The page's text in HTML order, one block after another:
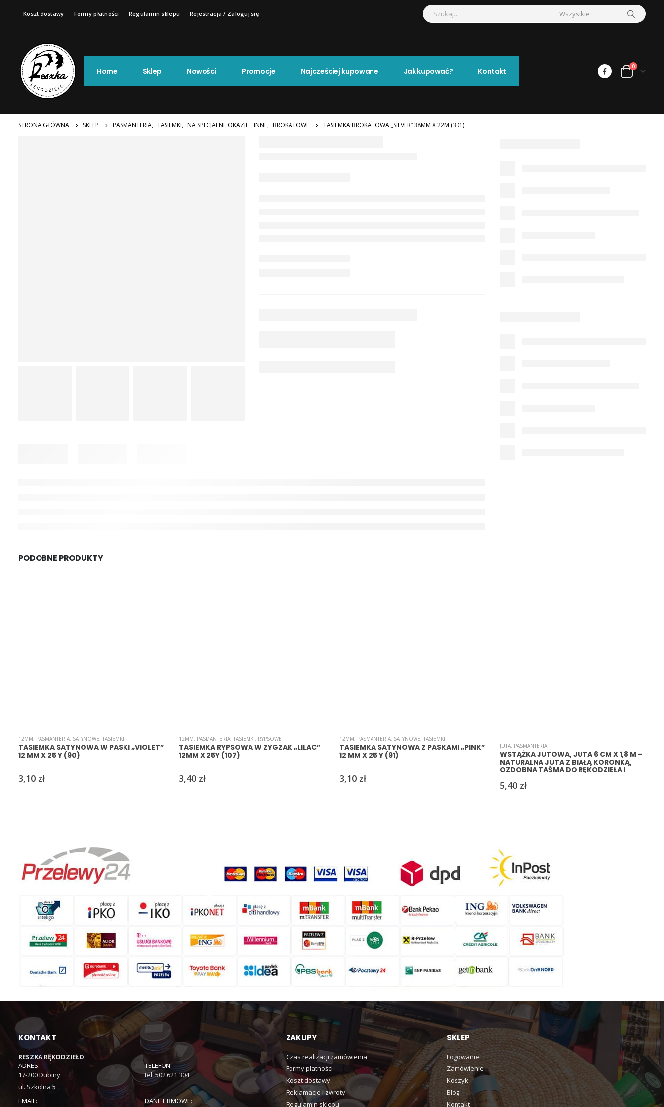
Koszt dostawy Formy płatności Regulamin sklepu Rejestracja / Zaloguj się
Home Sklep Nowości Promocje Najcześciej kupowane Jak kupować? Kontakt 0
STRONA GŁÓWNA SKLEP PASMANTERIA, TASIEMKI, NA SPECJALNE OKAZJE, INNE, BROKATOWE TASIEMKA BROKATOWA „SILVER” 38MM X 22M (301)
PODOBNE PRODUKTY
12MM, PASMANTERIA, SATYNOWE, TASIEMKI
TASIEMKA SATYNOWA W PASKI „VIOLET”
12 MM X 25 Y (90)
3,10 zł
12MM, PASMANTERIA, TASIEMKI, RYPSOWE
TASIEMKA RYPSOWA W ZYGZAK „LILAC”
12MM X 25Y (107)
3,40 zł
12MM, PASMANTERIA, SATYNOWE, TASIEMKI
TASIEMKA SATYNOWA Z PASKAMI „PINK”
12 MM X 25 Y (91)
3,10 zł
JUTA, PASMANTERIA
WSTĄŻKA JUTOWA, JUTA 6 CM X 1,8 M –
NATURALNA JUTA Z BIAŁĄ KORONKĄ,
OZDOBNA TAŚMA DO RĘKODZIEŁA I
5,40 zł
KONTAKT
RESZKA RĘKODZIEŁO
ADRES:
17-200 Dubiny
ul. Szkolna 5
TELEFON:
tel. 502 621 304
EMAIL:
DANE FIRMOWE:
ZAKUPY
Czas realizacji zamówienia
Formy płatności
Koszt dostawy
Reklamacje i zwroty
Regulamin sklepu
SKLEP
Logowanie
Zamówienie
Koszyk
Blog
Kontakt